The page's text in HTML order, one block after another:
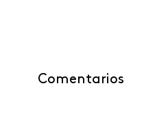
Comentarios